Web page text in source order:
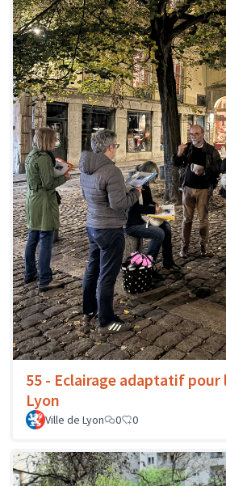
55 - Eclairage adaptatif pour
Lyon
Ville de Lyon 0 0